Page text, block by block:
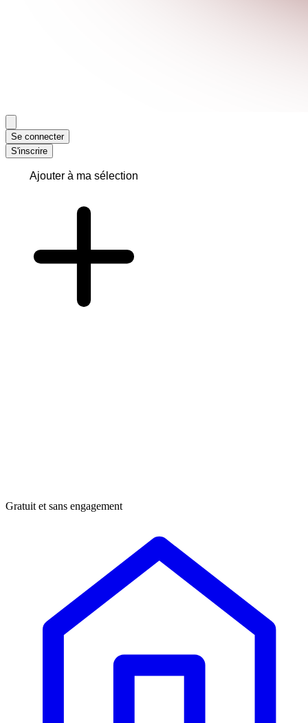
Se connecter
S'inscrire
Ajouter à ma sélection
Gratuit et sans engagement